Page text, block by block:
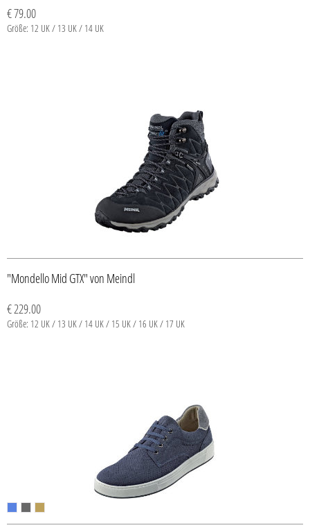
€ 79.00
Größe: 12 UK / 13 UK / 14 UK
"Mondello Mid GTX" von Meindl
€ 229.00
Größe: 12 UK / 13 UK / 14 UK / 15 UK / 16 UK / 17 UK